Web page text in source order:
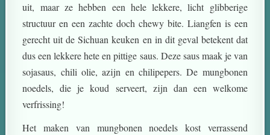
uit, maar ze hebben een hele lekkere, licht glibberige
structuur en een zachte doch chewy bite. Liangfen is een
gerecht uit de Sichuan keuken en in dit geval betekent dat
dus een lekkere hete en pittige saus. Deze saus maak je van
sojasaus, chili olie, azijn en chilipepers. De mungbonen
noedels, die je koud serveert, zijn dan een welkome
verfrissing!
Het maken van mungbonen noedels kost verrassend